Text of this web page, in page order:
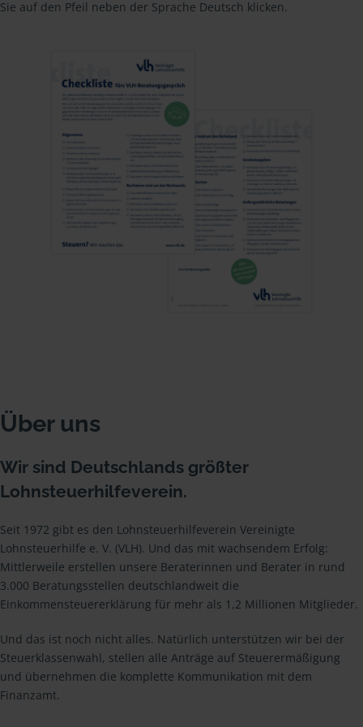
Sie auf den Pfeil neben der Sprache Deutsch klicken.
Über uns
Wir sind Deutschlands größter
Lohnsteuerhilfeverein.
Seit 1972 gibt es den Lohnsteuerhilfeverein Vereinigte
Lohnsteuerhilfe e. V. (VLH). Und das mit wachsendem Erfolg:
Mittlerweile erstellen unsere Beraterinnen und Berater in rund
3.000 Beratungsstellen deutschlandweit die
Einkommensteuererklärung für mehr als 1,2 Millionen Mitglieder.
Und das ist noch nicht alles. Natürlich unterstützen wir bei der
Steuerklassenwahl, stellen alle Anträge auf Steuerermäßigung
und übernehmen die komplette Kommunikation mit dem
Finanzamt.